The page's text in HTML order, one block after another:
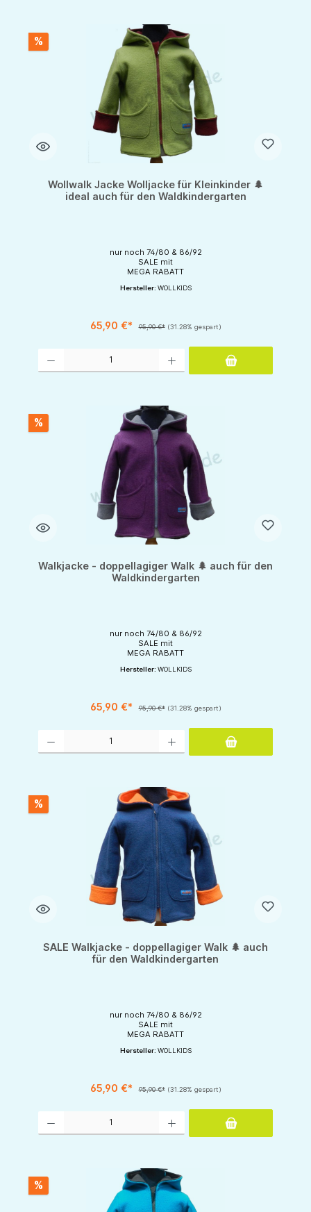
%
Wollwalk Jacke Wolljacke für Kleinkinder 🌲
ideal auch für den Waldkindergarten
nur noch 74/80 & 86/92
SALE mit
MEGA RABATT
Hersteller: WOLLKIDS
65,90 €* 95,90 €* (31.28% gespart)
%
Walkjacke - doppellagiger Walk 🌲 auch für den
Waldkindergarten
nur noch 74/80 & 86/92
SALE mit
MEGA RABATT
Hersteller: WOLLKIDS
65,90 €* 95,90 €* (31.28% gespart)
%
SALE Walkjacke - doppellagiger Walk 🌲 auch
für den Waldkindergarten
nur noch 74/80 & 86/92
SALE mit
MEGA RABATT
Hersteller: WOLLKIDS
65,90 €* 95,90 €* (31.28% gespart)
%